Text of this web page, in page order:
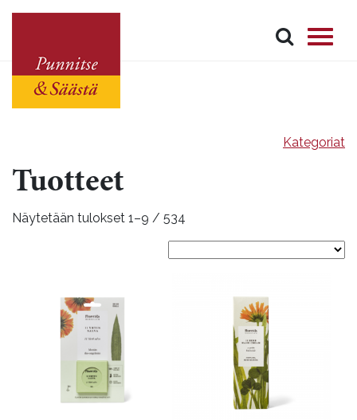
Kategoriat
Tuotteet
Näytetään tulokset 1–9 / 534